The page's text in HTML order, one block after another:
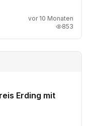
vor 10 Monaten
853
Erding mit